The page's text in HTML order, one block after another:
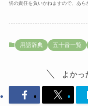
切の責任を負いかねますので、あら
用語辞典 五十音一覧
よかっ